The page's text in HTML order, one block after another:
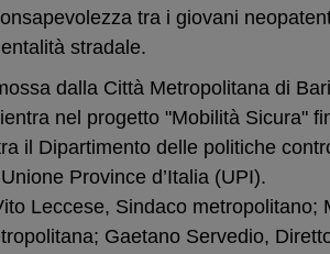
tra i giovani
stradale.
dalla Città Metropolitana di
nel progetto "Mobilità Sicura"
il Dipartimento delle politiche
Province d’Italia (UPI).
Leccese, Sindaco metropolitano;
Gaetano Servedio,